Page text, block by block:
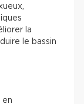
la
le bassin
en